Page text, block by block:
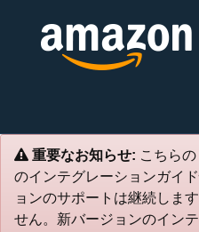
重要なお知らせ: こちら
のインテグレーションガイ
ョンのサポートは継続しま
せん。新バージョンのイン